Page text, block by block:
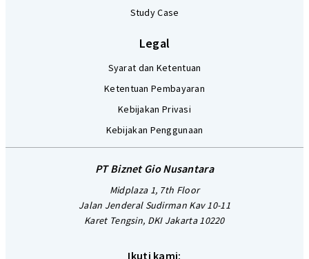
PT Biznet Gio Nusantara
Midplaza 1, 7th Floor
Jalan Jenderal Sudirman Kav 10-11
Karet Tengsin, DKI Jakarta 10220
Study Case
Legal
Syarat dan Ketentuan
Ketentuan Pembayaran
Kebijakan Privasi
Kebijakan Penggunaan
Ikuti kami: